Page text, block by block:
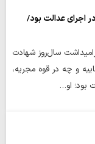
اجرای عدالت بود/
سال‌روز شهادت
و چه در قوه مجریه،
بود؛ او…